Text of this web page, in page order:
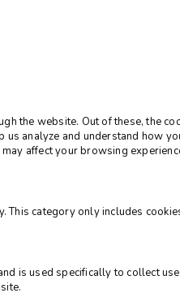
the website. Out of these, the
analyze and understand how
affect your browsing
category only includes
is used specifically to collect